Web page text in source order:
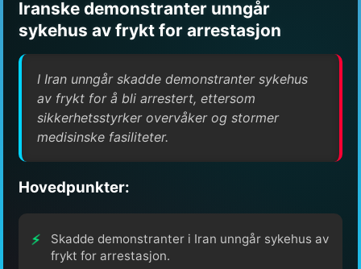
Iranske demonstranter unngår
sykehus av frykt for arrestasjon
I Iran unngår skadde demonstranter sykehus
av frykt for å bli arrestert, ettersom
sikkerhetsstyrker overvåker og stormer
medisinske fasiliteter.
Hovedpunkter:
Skadde demonstranter i Iran unngår sykehus av
frykt for arrestasjon.